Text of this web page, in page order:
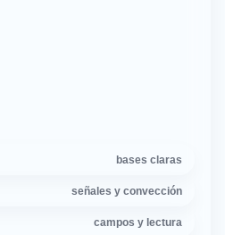
bases claras
señales y convección
campos y lectura